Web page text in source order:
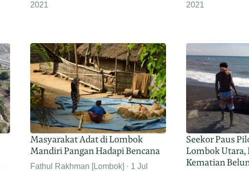
2021
2021
Masyarakat Adat di Lombok
Mandiri Pangan Hadapi Bencana
Fathul Rakhman [Lombok]
1 Jul
Seekor Paus
Lombok Utara,
Kematian